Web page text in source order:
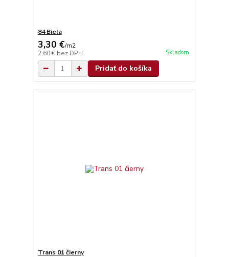
84 Biela
3,30 €/m2
2,68 € bez DPH Skladom
Pridať do košíka
Trans 01 čierny